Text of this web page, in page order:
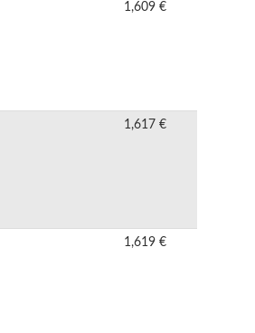
1,609 €
1,617 €
1,619 €